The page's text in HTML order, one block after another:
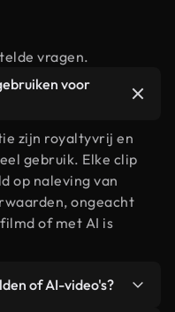
vragen.
voor
zijn royaltyvrij en
gebruik. Elke clip
op naleving van
ongeacht
of met AI is
of AI-video's?